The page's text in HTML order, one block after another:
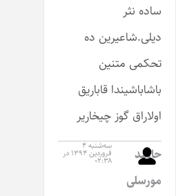
ساده نثر
دیلی.شاعیرین ده
تحکمی متنین
باشاباشیندا قاباریق
اولاراق گوز چیخاریر
حامید
مورسلی
سه‌شنبه ۴
فروردین ۱۳۹۴ در
۰۲:۳۸